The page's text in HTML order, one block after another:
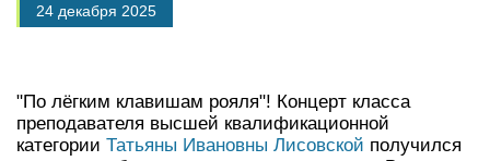
24 декабря 2025
"По лёгким клавишам рояля"! Концерт класса
преподавателя высшей квалификационной
категории Татьяны Ивановны Лисовской получился